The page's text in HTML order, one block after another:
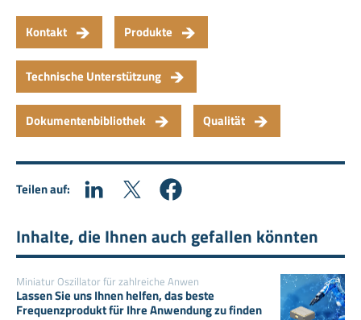
Kontakt Produkte
Technische Unterstützung
Dokumentenbibliothek Qualität
Teilen auf:
Inhalte, die Ihnen auch gefallen könnten
Miniatur Oszillator für zahlreiche Anwen
Lassen Sie uns Ihnen helfen, das beste
Frequenzprodukt für Ihre Anwendung zu finden